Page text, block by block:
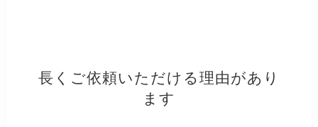
長くご依頼いただける理由があり
ます